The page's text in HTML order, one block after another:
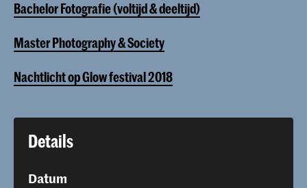
Bachelor Fotografie (voltijd & deeltijd)
Master Photography & Society
Nachtlicht op Glow festival 2018
Details
Datum